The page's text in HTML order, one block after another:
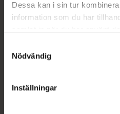
Dessa kan i sin tur
information som du har
återkalla ditt samtycke via
cookieinställningar. Ett
lagligheten av behandling
Nödvändig
Inställningar
Kategorier:
Innehåll
Instruktioner